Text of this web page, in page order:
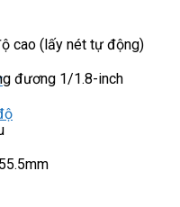
cao (lấy nét tự động)
đương 1/1.8-inch